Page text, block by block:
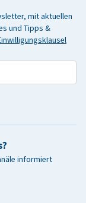
mit aktuellen
und Tipps &
informiert